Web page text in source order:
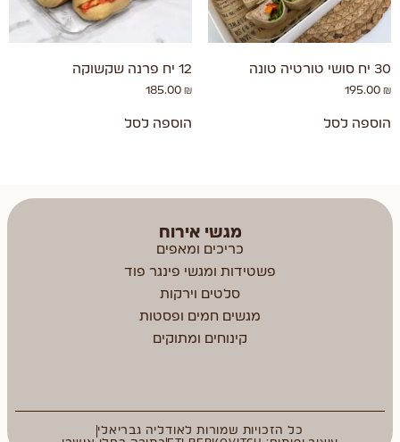
30 יח סושי טורטיה טונה
195.00 ₪
הוספה לסל
12 יח פרנה שקשוקה
185.00₪
הוספה לסל
מגשי אירוח
כריכים ומאפים
פשטידות ומגשי פינגר פוד
סלטים וירקות
מגשים חמים ופסטות
קינוחים ומתוקים
כל הזכויות שמורות לאודליה גבריאלי